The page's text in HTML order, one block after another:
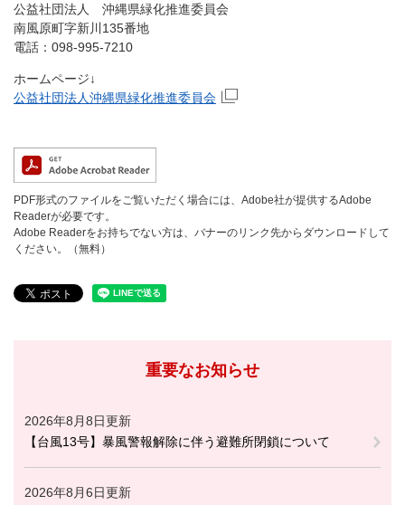
公益社団法人 沖縄県緑化推進委員会
南風原町字新川135番地
電話：098-995-7210
ホームページ↓
公益社団法人沖縄県緑化推進委員会
PDF形式のファイルをご覧いただく場合には、Adobe社が提供するAdobe
Readerが必要です。
Adobe Readerをお持ちでない方は、バナーのリンク先からダウンロードして
ください。（無料）
重要なお知らせ
2026年8月8日更新
【台風13号】暴風警報解除に伴う避難所閉鎖について
2026年8月6日更新